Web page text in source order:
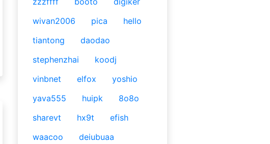
wivan2006
pica
hello
tiantong
daodao
stephenzhai
koodj
vinbnet
elfox
yoshio
yava555
huipk
8o8o
sharevt
hx9t
efish
waacoo
deiubuaa